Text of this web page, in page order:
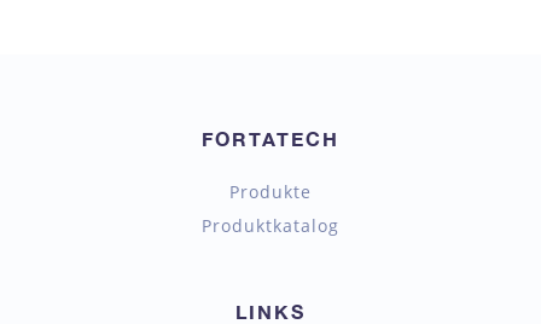
FORTATECH
Produkte
Produktkatalog
LINKS